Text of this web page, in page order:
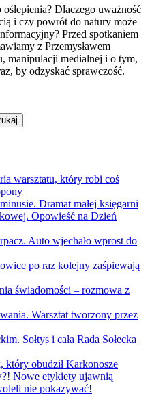
Dlaczego uważność
i czy powrót do natury może
Przed spotkaniem
z Przemysławem
manipulacji medialnej i o tym,
by odzyskać sprawczość.
warsztatu, który robi coś
Dramat małej księgarni
Opowieść na Dzień
Auto wjechało wprost do
po raz kolejny zaśpiewają
świadomości – rozmowa z
Warsztat tworzony przez
Sołtys i cała Rada Sołecka
obudził Karkonosze
Nowe etykiety ujawnią
nie pokazywać!